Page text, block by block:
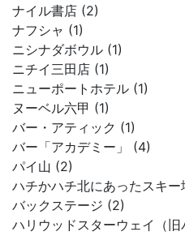
ナイル書店 (2)
ナフシャ (1)
ニシナダボウル (1)
ニチイ三田店 (1)
ニューポートホテル (1)
ヌーベル六甲 (1)
バー・アティック (1)
バー「アカデミー」 (4)
パイ山 (2)
ハチかハチ北にあったスキ
バックステージ (2)
ハリウッドスターウェイ（旧